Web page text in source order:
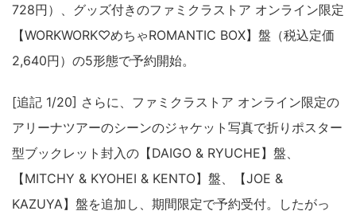
728円）、グッズ付きのファミクラストア オンライン限定
【WORKWORK♡めちゃROMANTIC BOX】盤（税込定価
2,640円）の5形態で予約開始。
[追記 1/20] さらに、ファミクラストア オンライン限定の
アリーナツアーのシーンのジャケット写真で折りポスター
型ブックレット封入の【DAIGO & RYUCHE】盤、
【MITCHY & KYOHEI & KENTO】盤、【JOE &
KAZUYA】盤を追加し、期間限定で予約受付。したがっ